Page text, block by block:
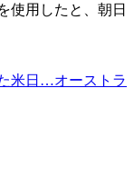
使用したと、朝日
米日…オーストラ